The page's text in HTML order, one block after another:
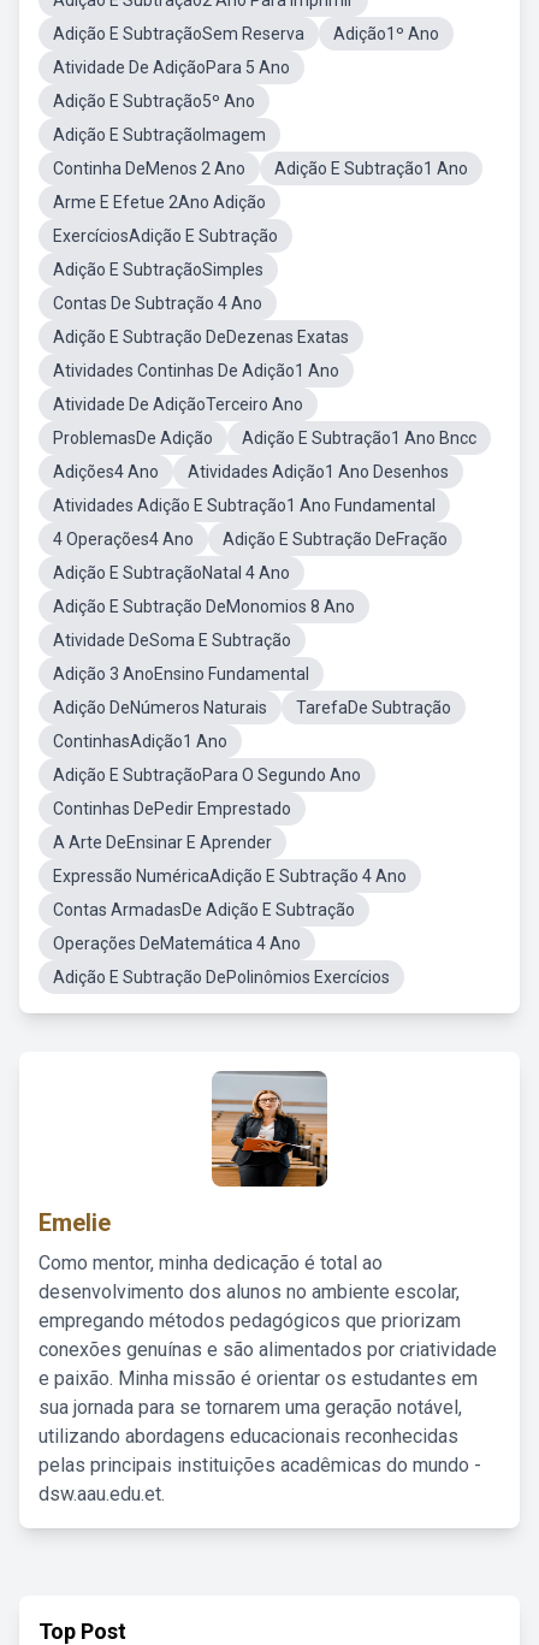
Adição E SubtraçãoSem Reserva
Adição1º Ano
Atividade De AdiçãoPara 5 Ano
Adição E Subtração5º Ano
Adição E SubtraçãoImagem
Continha DeMenos 2 Ano
Adição E Subtração1 Ano
Arme E Efetue 2Ano Adição
ExercíciosAdição E Subtração
Adição E SubtraçãoSimples
Contas De Subtração 4 Ano
Adição E Subtração DeDezenas Exatas
Atividades Continhas De Adição1 Ano
Atividade De AdiçãoTerceiro Ano
ProblemasDe Adição
Adição E Subtração1 Ano Bncc
Adições4 Ano
Atividades Adição1 Ano Desenhos
Atividades Adição E Subtração1 Ano Fundamental
4 Operações4 Ano
Adição E Subtração DeFração
Adição E SubtraçãoNatal 4 Ano
Adição E Subtração DeMonomios 8 Ano
Atividade DeSoma E Subtração
Adição 3 AnoEnsino Fundamental
Adição DeNúmeros Naturais
TarefaDe Subtração
ContinhasAdição1 Ano
Adição E SubtraçãoPara O Segundo Ano
Continhas DePedir Emprestado
A Arte DeEnsinar E Aprender
Expressão NuméricaAdição E Subtração 4 Ano
Contas ArmadasDe Adição E Subtração
Operações DeMatemática 4 Ano
Adição E Subtração DePolinômios Exercícios
Emelie
Como mentor, minha dedicação é total ao
desenvolvimento dos alunos no ambiente escolar,
empregando métodos pedagógicos que priorizam
conexões genuínas e são alimentados por criatividade
e paixão. Minha missão é orientar os estudantes em
sua jornada para se tornarem uma geração notável,
utilizando abordagens educacionais reconhecidas
pelas principais instituições acadêmicas do mundo -
dsw.aau.edu.et.
Top Post